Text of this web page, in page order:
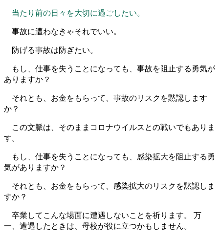
当たり前の日々を大切に過ごしたい。
事故に遭わなきゃそれでいい。
防げる事故は防ぎたい。
もし、仕事を失うことになっても、事故を阻止する勇気が
ありますか？
それとも、お金をもらって、事故のリスクを黙認します
か？
この文脈は、そのままコロナウイルスとの戦いでもありま
す。
もし、仕事を失うことになっても、感染拡大を阻止する勇
気がありますか？
それとも、お金をもらって、感染拡大のリスクを黙認しま
すか？
卒業してこんな場面に遭遇しないことを祈ります。 万
一、遭遇したときは、母校が役に立つかもしません。